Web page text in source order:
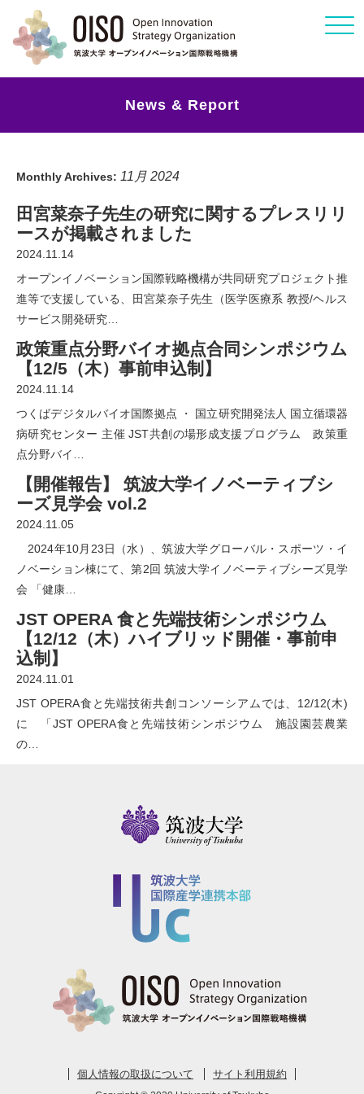
Click
News & Report
Monthly Archives: 11月 2024
田宮菜奈子先生の研究に関するプレスリリ
ースが掲載されました
2024.11.14
オープンイノベーション国際戦略機構が共同研究プロジェクト推
進等で支援している、田宮菜奈子先生（医学医療系 教授/ヘルス
サービス開発研究…
政策重点分野バイオ拠点合同シンポジウム
【12/5（木）事前申込制】
2024.11.14
つくばデジタルバイオ国際拠点 ・ 国立研究開発法人 国立循環器
病研究センター 主催 JST共創の場形成支援プログラム 政策重
点分野バイ…
【開催報告】 筑波大学イノベーティブシ
ーズ見学会 vol.2
2024.11.05
2024年10月23日（水）、筑波大学グローバル・スポーツ・イ
ノベーション棟にて、第2回 筑波大学イノベーティブシーズ見学
会 「健康…
JST OPERA 食と先端技術シンポジウム
【12/12（木）ハイブリッド開催・事前申
込制】
2024.11.01
JST OPERA食と先端技術共創コンソーシアムでは、12/12(木)
に 「JST OPERA食と先端技術シンポジウム 施設園芸農業
の…
個人情報の取扱について サイト利用規約